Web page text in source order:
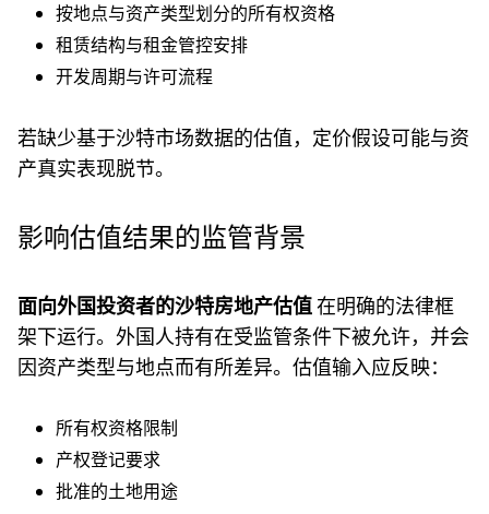
按地点与资产类型划分的所有权资格
租赁结构与租金管控安排
开发周期与许可流程
若缺少基于沙特市场数据的估值，定价假设可能与资
产真实表现脱节。
影响估值结果的监管背景
面向外国投资者的沙特房地产估值在明确的法律框
架下运行。外国人持有在受监管条件下被允许，并会
因资产类型与地点而有所差异。估值输入应反映：
所有权资格限制
产权登记要求
批准的土地用途